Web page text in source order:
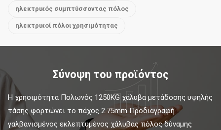
ηλεκτρικός συμπτύσσοντας πόλος
ηλεκτρικοί πόλοι χρησιμότητας
Σύνοψη του προϊόντος
Η χρησιμότητα Πολωνός 1250KG χάλυβα μετάδοσης υψηλής
τάσης φορτώνει το πάχος 2.75mm Προδιαγραφή
γαλβανισμένος εκλεπτυμένος χάλυβας πόλος δύναμης